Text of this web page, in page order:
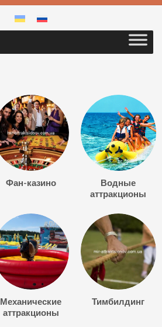
Фан-казино
Водные
аттракционы
Механические
аттракционы
Тимбилдинг